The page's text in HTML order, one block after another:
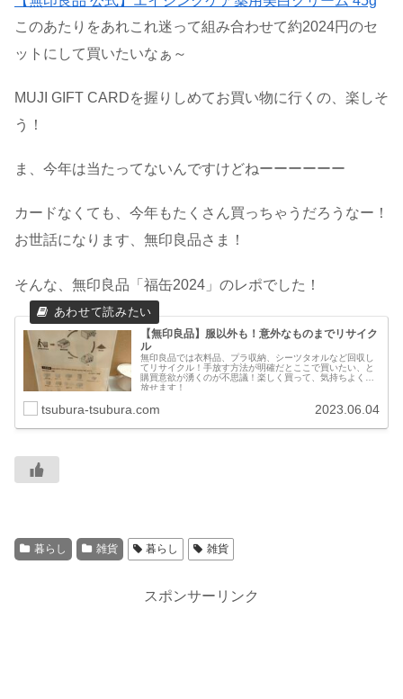
このあたりをあれこれ迷って組み合わせて約2024円のセ
ットにして買いたいなぁ～
MUJI GIFT CARDを握りしめてお買い物に行くの、楽しそ
う！
ま、今年は当たってないんですけどねーーーーーー
カードなくても、今年もたくさん買っちゃうだろうなー！
お世話になります、無印良品さま！
そんな、無印良品「福缶2024」のレポでした！
【無印良品】服以外も！意外なものまでリサイク
ル
無印良品では衣料品、プラ収納、シーツタオルなど回収し
てリサイクル！手放す方法が明確だとここで買いたい、と
購買意欲が湧くのが不思議！楽しく買って、気持ちよく手
放せます！
tsubura-tsubura.com 2023.06.04
暮らし 雑貨 暮らし 雑貨
スポンサーリンク